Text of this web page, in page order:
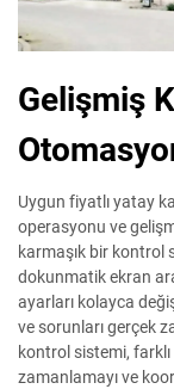
Gelişmiş
Uygun fiyatlı yatay
operasyonu ve
karmaşık bir kontrol
dokunmatik ekran
ayarları kolayca
ve sorunları gerçek
kontrol sistemi,
zamanlamayı ve